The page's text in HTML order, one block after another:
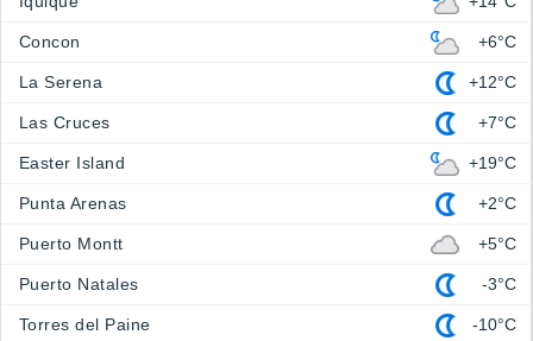
Concon +6°C
La Serena +12°C
Las Cruces +7°C
Easter Island +19°C
Punta Arenas +2°C
Puerto Montt +5°C
Puerto Natales -3°C
Torres del Paine -10°C